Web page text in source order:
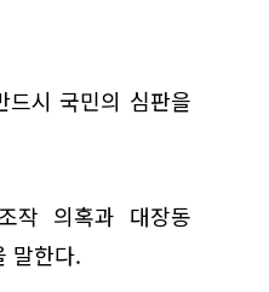
시 국민의 심판을
작 의혹과 대장동
말한다.